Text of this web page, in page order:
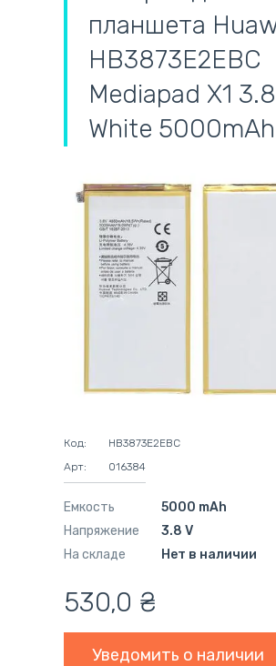
планшета
HB3873E2EBC
Mediapad X1
White
Код:
HB3873E2EBC
Арт:
016384
Емкость
5000 mAh
Напряжение
3.8 V
На складе
Нет в наличии
530,0 ₴
Уведомить о наличии
самовывоз из новой почты
безналичный расчёт
мес.
мес.